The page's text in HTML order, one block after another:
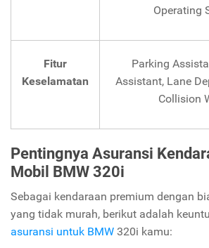
Operating
Fitur
Keselamatan
Parking
Assistant, Lane
Collision
Pentingnya Asuransi
Mobil BMW 320i
Sebagai kendaraan premium dengan
yang tidak murah, berikut adalah
asuransi untuk BMW 320i kamu: